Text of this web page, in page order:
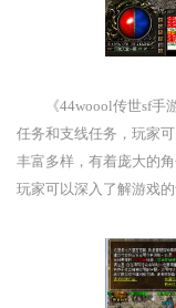
《44woool传世sf
任务和支线任务，玩家
丰富多样，有着庞大的
玩家可以深入了解游戏